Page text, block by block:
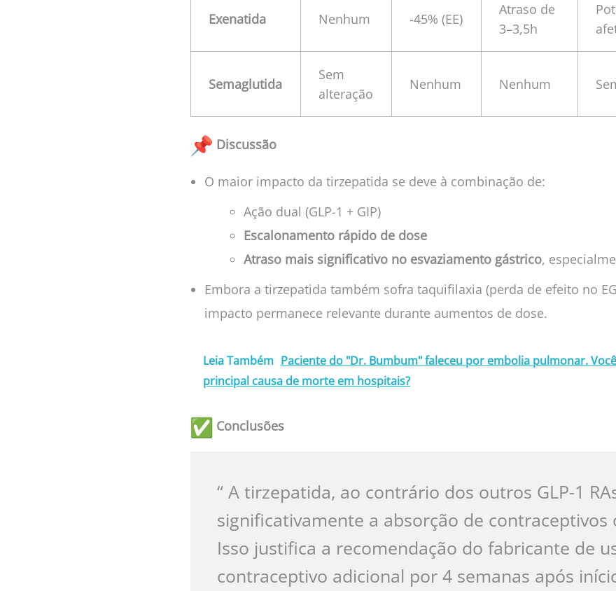
Exenatida Nenhum -45% (EE)
Atraso de
3–3,5h
Semaglutida
Sem
alteração
Nenhum Nenhum
Discussão
O maior impacto da tirzepatida se deve à combinação de:
Ação dual (GLP-1 + GIP)
Escalonamento rápido de dose
Atraso mais significativo no esvaziamento gástrico,
Embora a tirzepatida também sofra taquifilaxia (perda de efeito no
impacto permanece relevante durante aumentos de dose.
Leia Também Paciente do "Dr. Bumbum" faleceu por embolia pulmonar.
principal causa de morte em hospitais?
Conclusões
“ A tirzepatida, ao contrário dos outros GLP-1
significativamente a absorção de contraceptivos
Isso justifica a recomendação do fabricante de
contraceptivo adicional por 4 semanas após